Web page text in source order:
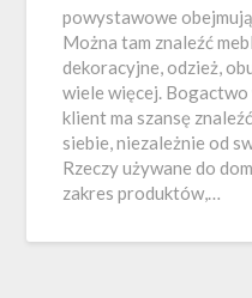
powystawowe
Można tam znaleźć
dekoracyjne, odzież,
wiele więcej.
klient ma szansę
siebie, niezależnie od
Rzeczy używane do
zakres produktów,…